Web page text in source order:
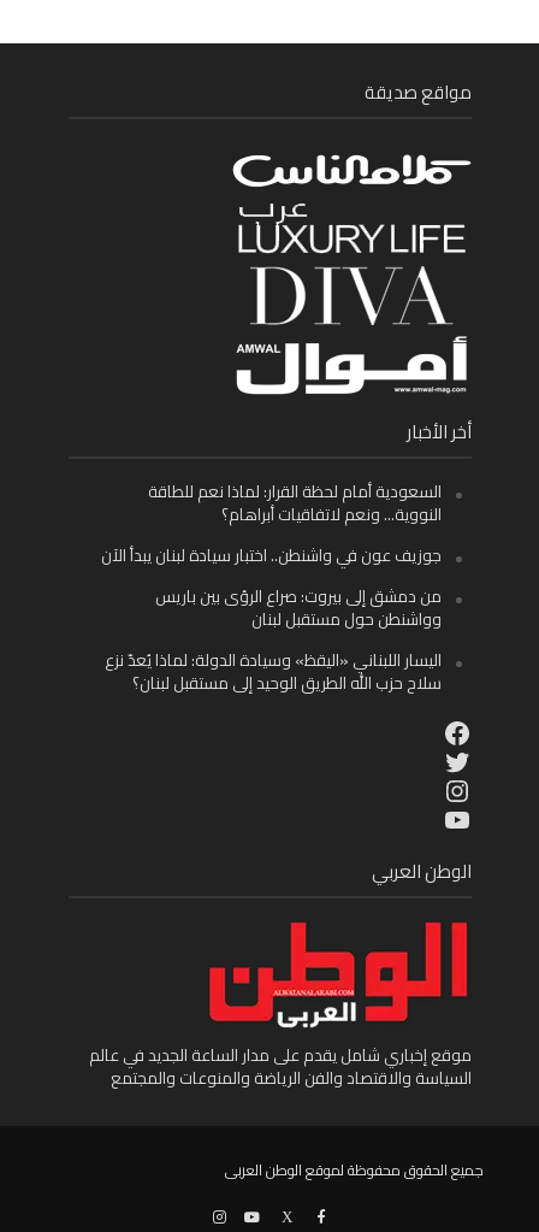
مواقع صديقة
أخر الأخبار
السعودية أمام لحظة القرار: لماذا نعم للطاقة
النووية… ونعم لاتفاقيات أبراهام؟
جوزيف عون في واشنطن.. اختبار سيادة لبنان يبدأ الآن
من دمشق إلى بيروت: صراع الرؤى بين باريس
وواشنطن حول مستقبل لبنان
اليسار اللبناني «اليقظ» وسيادة الدولة: لماذا يُعدّ نزع
سلاح حزب الله الطريق الوحيد إلى مستقبل لبنان؟
Facebook
Twitter
Instagram
YouTube
الوطن العربي
موقع إخباري شامل يقدم على مدار الساعة الجديد في عالم
السياسة والاقتصاد والفن الرياضة والمنوعات والمجتمع
جميع الحقوق محفوظة لموقع الوطن العربى